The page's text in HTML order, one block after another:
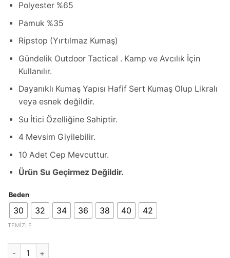
Polyester %65
Pamuk %35
Ripstop (Yırtılmaz Kumaş)
Gündelik Outdoor Tactical . Kamp ve Avcılık İçin
Kullanılır.
Dayanıklı Kumaş Yapısı Hafif Sert Kumaş Olup Likralı
veya esnek değildir.
Su İtici Özelliğine Sahiptir.
4 Mevsim Giyilebilir.
10 Adet Cep Mevcuttur.
Ürün Su Geçirmez Değildir.
Beden
30 32 34 36 38 40 42
TEMIZLE